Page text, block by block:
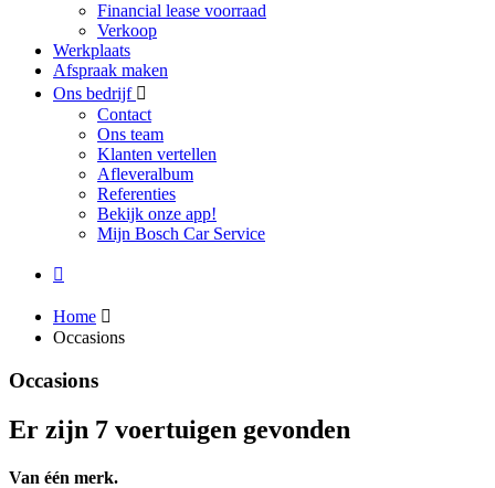
Financial lease voorraad
Verkoop
Werkplaats
Afspraak maken
Ons bedrijf
Contact
Ons team
Klanten vertellen
Afleveralbum
Referenties
Bekijk onze app!
Mijn Bosch Car Service
Home
Occasions
Occasions
Er zijn 7 voertuigen gevonden
Van één merk.